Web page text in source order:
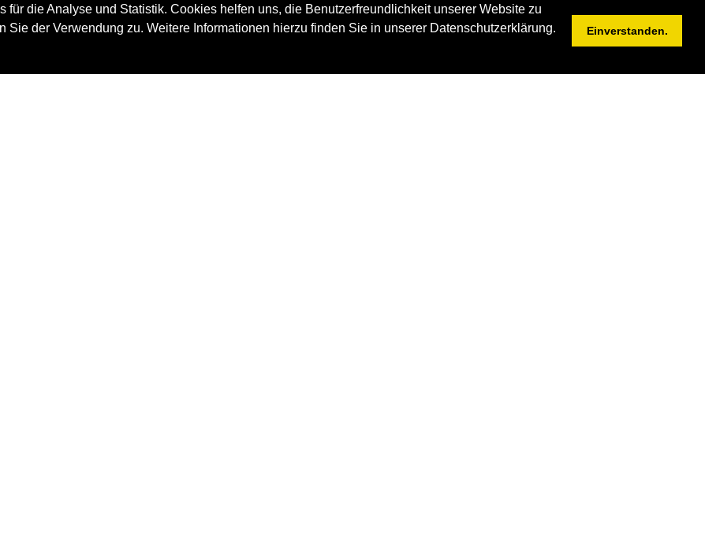
die Analyse und Statistik. Cookies helfen uns, die Benutzerfreundlichkeit unserer Website zu
der Verwendung zu. Weitere Informationen hierzu finden Sie in unserer Datenschutzerklärung.
Einverstanden.
Ablauf